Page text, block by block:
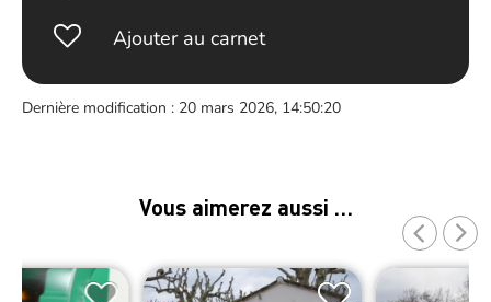
Ajouter au carnet
Dernière modification : 20 mars 2026, 14:50:20
Vous aimerez aussi …